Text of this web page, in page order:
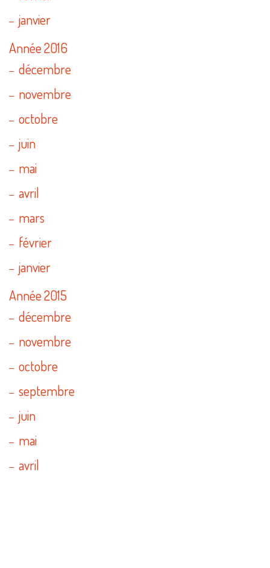
janvier
Année 2016
décembre
novembre
octobre
juin
mai
avril
mars
février
janvier
Année 2015
décembre
novembre
octobre
septembre
juin
mai
avril